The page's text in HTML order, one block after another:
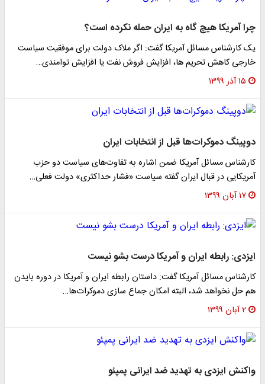
چرا آمریکا هیچ گاه به ایران حمله نکرده است؟
یک کارشناس مسائل آمریکا گفت: اگر ملاک دولت برای موفقیت سیاست
خارجی کاهش تحریم ها، افزایش فروش نفت یا افزایش توامندی…
۱۵ آذر ۱۳۹۹
دوپینگ دموکرات‌ها قبل از انتخابات ایران
کار‌شناس مسائل آمریکا ضمن اشاره به تفاوت‌های سیاست‌ دو حزب
آمریکایی در قبال ایران گفته سیاست «فشار حداکثری» دولت فعلی…
۱۷ آبان ۱۳۹۹
ایزدی: رابطه ایران و آمریکا درست بشو نیست
کارشناس مسائل آمریکا گفت: داستان رابطه ایران و آمریکا در دوره بایدن
هم حل نخواهد شد، البته امکان جماع سازی دموکرات‌ها…
۲ آبان ۱۳۹۹
واکنش ایزدی به تهدید ضد ایرانی پمپئو